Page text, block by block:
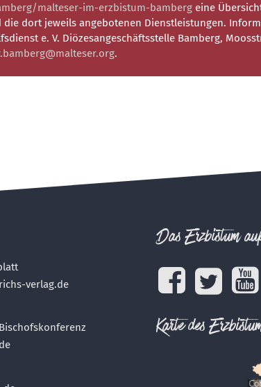
malteser-im-erzbistum-bambergeine
dort jeweils angebotenen Dienstleistungen.
e. V. Diözesangeschäftsstelle Bamberg,
.
verlag.de
Das Erzbistum auf
Karte des